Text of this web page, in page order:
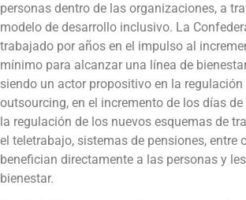
personas dentro de las organizaciones, a
modelo de desarrollo inclusivo. La
trabajado por años en el impulso al
mínimo para alcanzar una línea de
siendo un actor propositivo en la regulación
outsourcing, en el incremento de los días de
la regulación de los nuevos esquemas de
el teletrabajo, sistemas de pensiones, entre
benefician directamente a las personas y
bienestar.